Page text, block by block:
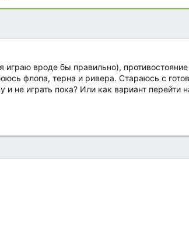
вроде бы правильно),
флопа, терна и ривера. Стараюсь с
не играть пока? Или как вариант перейти